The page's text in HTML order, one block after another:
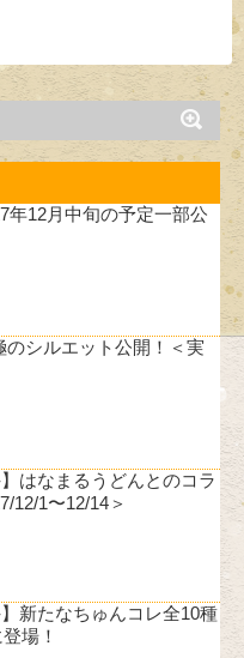
年12月中旬の予定一部公
のシルエット公開！＜実
】はなまるうどんとのコラ
12/1〜12/14＞
】新たなちゅんコレ全10種
場！